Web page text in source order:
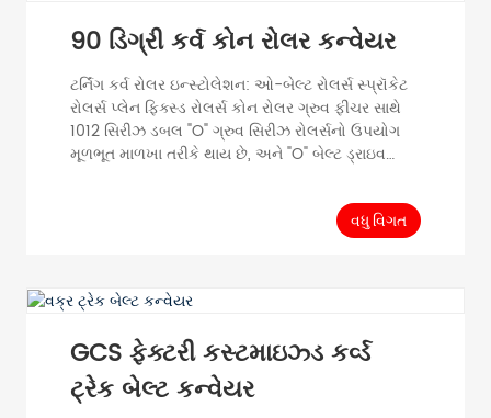
90 ડિગ્રી કર્વ કોન રોલર કન્વેયર
ટર્નિંગ કર્વ રોલર ઇન્સ્ટોલેશન: ઓ-બેલ્ટ રોલર્સ સ્પ્રૉકેટ
રોલર્સ પ્લેન ફિક્સ્ડ રોલર્સ કોન રોલર ગ્રુવ ફીચર સાથે
1012 સિરીઝ ડબલ "O" ગ્રુવ સિરીઝ રોલર્સનો ઉપયોગ
મૂળભૂત માળખા તરીકે થાય છે, અને "O" બેલ્ટ ડ્રાઇવ
ઉમેરવામાં આવે છે. હળવા લોડ મટિરિયલ કન્વેઇંગ માટે
યોગ્ય. પીવીસી કોન સ્લીવ રોલર, પરંપરાગત રોલરમાં
વધુ વિગત
GCS ફેક્ટરી કસ્ટમાઇઝ્ડ કર્વ્ડ
ટ્રેક બેલ્ટ કન્વેયર